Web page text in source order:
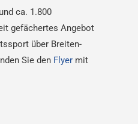
ca. 1.800
gefächertes Angebot
über Breiten-
Sie den Flyer mit